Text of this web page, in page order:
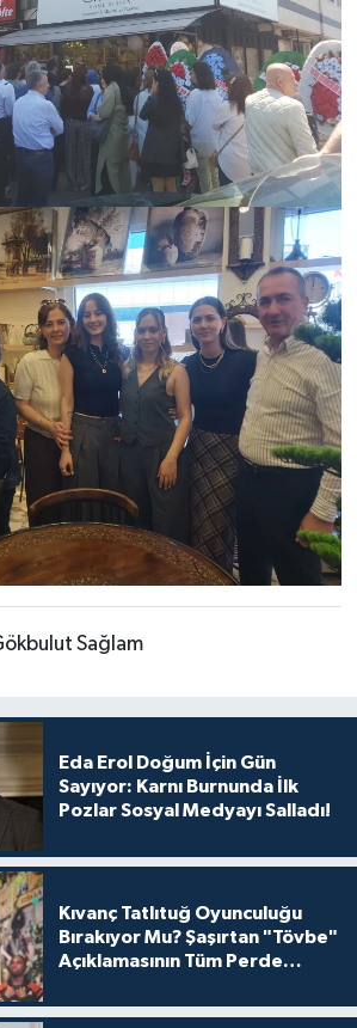
Sağlam
Eda Erol Doğum İçin Gün
Sayıyor: Karnı Burnunda İlk
Pozlar Sosyal Medyayı Salladı!
Kıvanç Tatlıtuğ Oyunculuğu
Bırakıyor Mu? Şaşırtan "Tövbe"
Açıklamasının Tüm Perde